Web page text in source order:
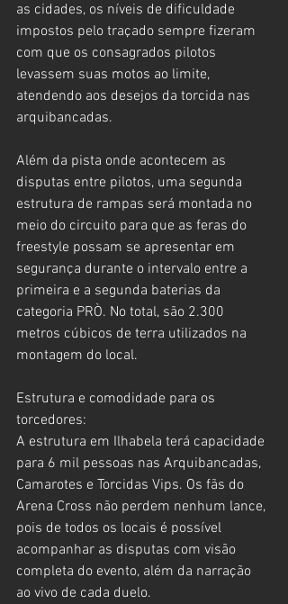
as cidades, os níveis de dificuldade
impostos pelo traçado sempre fizeram
com que os consagrados pilotos
levassem suas motos ao limite,
atendendo aos desejos da torcida nas
arquibancadas.
Além da pista onde acontecem as
disputas entre pilotos, uma segunda
estrutura de rampas será montada no
meio do circuito para que as feras do
freestyle possam se apresentar em
segurança durante o intervalo entre a
primeira e a segunda baterias da
categoria PRÒ. No total, são 2.300
metros cúbicos de terra utilizados na
montagem do local.
Estrutura e comodidade para os
torcedores:
A estrutura em Ilhabela terá capacidade
para 6 mil pessoas nas Arquibancadas,
Camarotes e Torcidas Vips. Os fãs do
Arena Cross não perdem nenhum lance,
pois de todos os locais é possível
acompanhar as disputas com visão
completa do evento, além da narração
ao vivo de cada duelo.